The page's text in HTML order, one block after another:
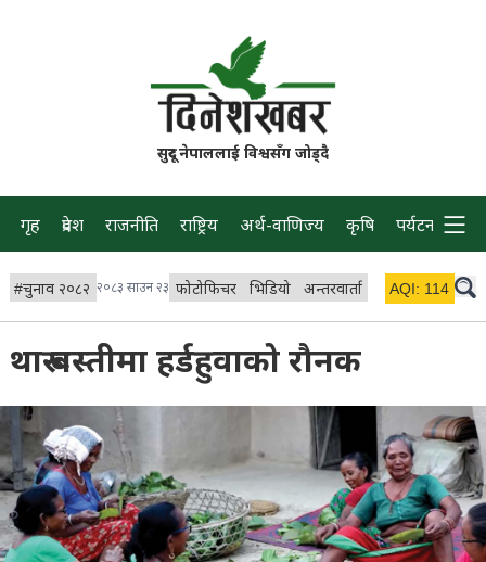
सुदूर नेपाललाई विश्वसँग जोड्दै
गृह प्रदेश राजनीति राष्ट्रिय अर्थ-वाणिज्य कृषि पर्यटन प्रवास
#चुनाव २०८२ २०८३ साउन २३ फोटोफिचर भिडियो अन्तरवार्ता विचार/ब्लग
AQI: 114
थारू बस्तीमा हर्डहुवाको रौनक